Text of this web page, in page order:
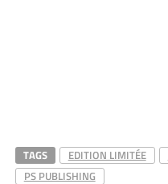
TAGS EDITION LIMITÉE
PS PUBLISHING